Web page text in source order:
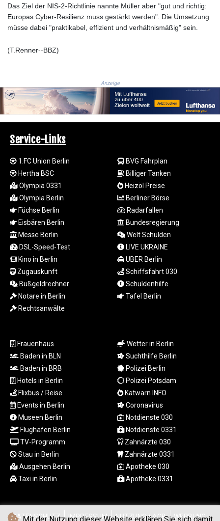
MOP 9.327593
MRU 46.278586
MUR 54.234774
MYR 4.711847
MZN 73.643798
NAD 18.828807
NPR 175.774208
NZD 1.965005
OMR 0.443012
PGK 5.100167
PHP 70.186213
PKR 320.48031
PLN 4.301477
PYG
6866.570722
QAR 4.219619
RSD 117.32364
SBD 9.29642
SCR 16.957784
SDG 691.902092
SEK 10.960211
SGD 1.477431
SLE 28.354688
SOS 659.750917
SRD 43.630106
STD
23848.391029
STN 24.505606
SVC 10.10031
SZL 18.813304
THB 38.130617
TMT 4.038491
TND 3.385657
Das Ziel der NIS-2-Richtlinie nannte Müller aber "gut und richtig:
Europas Cyber-Resilienz muss gestärkt werden". Die Umsetzung
müsse dabei "praktikabel, effizient und verhältnismäßig" sein.
(T.Renner--BBZ)
Anzeige
Service-Links
1.FC Union Berlin
Hertha BSC
Olympia 0331
Olympia Berlin
Füchse Berlin
Eisbären Berlin
Messe Berlin
DSL-Speed-Test
Kino in Berlin
Zugauskunft
Bußgeldrechner
Notare in Berlin
Rechtsanwälte
BVG Fahrplan
Billiger Tanken
Heizöl Preise
Berliner Börse
Radarfallen
Bundesregierung
Welt Schulden
LIVE UKRAINE
UBER Berlin
Schiffsfahrt 030
Schuldenhilfe
Tafel Berlin
Frauenhaus
Baden in BLN
Baden in BRB
Hotels in Berlin
Flixbus / Reise
Events in Berlin
Museen Berlin
Flughäfen Berlin
TV-Programm
Stau in Berlin
Ausgehen Berlin
Taxi in Berlin
Wetter in Berlin
Suchthilfe Berlin
Polizei Berlin
Polizei Potsdam
Katwarn INFO
Coronavirus
Notdienste 030
Notdienste 0331
Zahnärzte 030
Zahnärzte 0331
Apotheke 030
Apotheke 0331
DATENSCHUTZ IMPRESSUM NUTZUNG / AGB WERBUNG